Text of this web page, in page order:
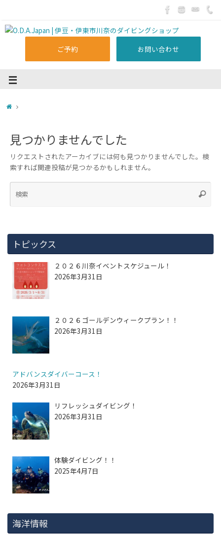
ご予約 お問い合わせ
見つかりませんでした
リクエストされたアーカイブには何も見つかりませんでした。検
索すれば関連投稿が見つかるかもしれません。
トピックス
２０２６川奈イベントスケジュール！
2026年3月31日
２０２６ゴールデンウィークプラン！！
2026年3月31日
アドバンスダイバーコース！
2026年3月31日
リフレッシュダイビング！
2026年3月31日
体験ダイビング！！
2025年4月7日
海洋情報